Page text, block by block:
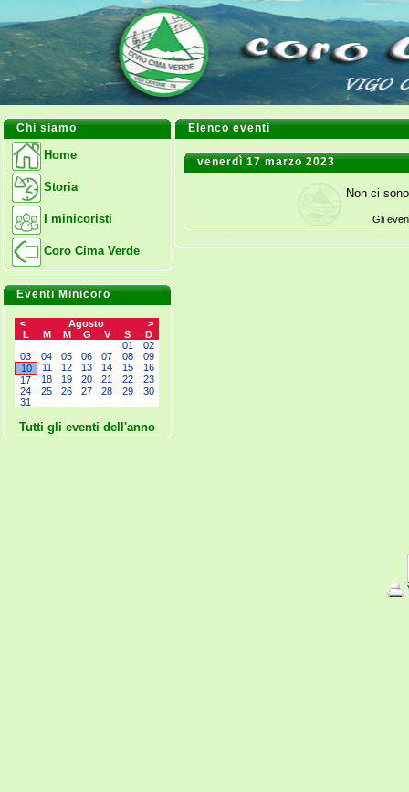
Chi siamo
Home
Storia
I minicoristi
Coro Cima Verde
Eventi Minicoro
< Agosto
>
L
M M G V S
D
01
02
03
04 05 06 07 08
09
10
11 12 13 14 15
16
17
18 19 20 21 22
23
24
25 26 27 28 29
30
31
Tutti gli eventi dell'anno
Elenco eventi
venerdì 17 marzo 2023
Non ci
Gli